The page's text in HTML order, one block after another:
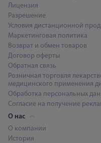
Лицензия
Разрешение
Условия дистанционной
Маркетинговая политика
Возврат и обмен товаров
Договор оферты
Обратная связь
Розничная торговля
медицинского применения
Обработка персональных
Согласие на получение
О нас
О компании
История